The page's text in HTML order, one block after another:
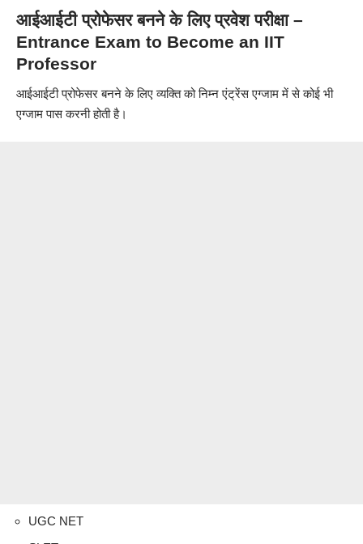
आईआईटी प्रोफेसर बनने के लिए प्रवेश परीक्षा –
Entrance Exam to Become an IIT
Professor
आईआईटी प्रोफेसर बनने के लिए व्यक्ति को निम्न एंट्रेंस एग्जाम में से कोई भी
एग्जाम पास करनी होती है।
UGC NET